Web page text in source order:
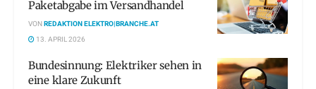
Paketabgabe im Versandhandel
VONREDAKTION ELEKTRO|BRANCHE.AT
13. APRIL 2026
Bundesinnung: Elektriker sehen in
eine klare Zukunft